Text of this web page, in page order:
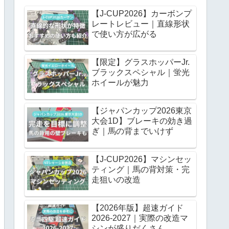
【J-CUP2026】カーボンプ
レートレビュー｜直線形状
で使い方が広がる
【限定】グラスホッパーJr.
ブラックスペシャル｜蛍光
ホイールが魅力
【ジャパンカップ2026東京
大会1D】ブレーキの効き過
ぎ｜馬の背までいけず
【J-CUP2026】マシンセッ
ティング｜馬の背対策・完
走狙いの改造
【2026年版】超速ガイド
2026-2027｜実際の改造マ